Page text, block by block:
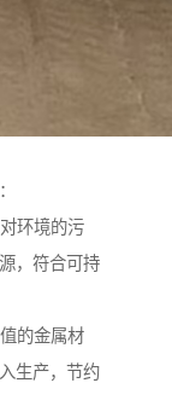
环境的污
，符合可持
的金属材
生产，节约